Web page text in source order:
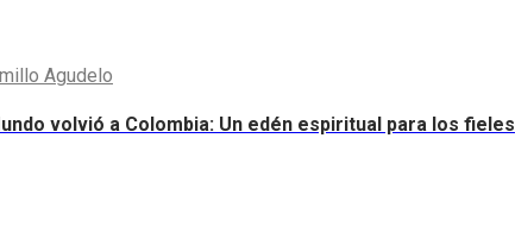
Agudelo
volvió a Colombia: Un edén espiritual para los fieles